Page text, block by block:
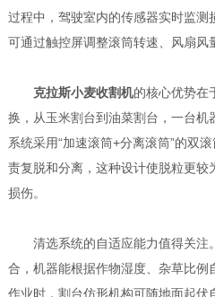
过程中，驾驶室内的传感器实时监测
可通过触控屏调整滚筒转速、风扇风
克拉斯小麦收割机的核心优势在
换，从玉米割台到油菜割台，一台
系统采用“加速滚筒+分离滚筒”的双
责复脱和分离，这种设计使脱粒更
损伤。
清选系统的自适应能力值得关注
合，机器能根据作物湿度、杂草比例
作业时，割台仿形机构可随地面起伏